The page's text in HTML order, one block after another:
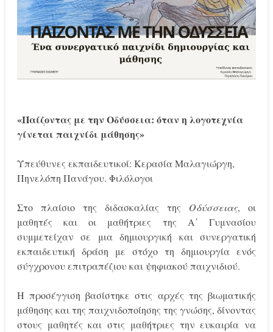
«Παίζοντας με την Οδύσσεια: όταν η λογοτεχνία
γίνεται παιχνίδι μάθησης»
Υπεύθυνες εκπαιδευτικοί: Κερασία Μαλαγιώργη,
Πηνελόπη Πανάγου. Φιλόλογοι
Στο πλαίσιο της διδασκαλίας της Οδύσσειας, οι
μαθητές και οι μαθήτριες της Α΄ Γυμνασίου
συμμετείχαν σε μια δημιουργική και συνεργατική
εκπαιδευτική δράση με στόχο τη δημιουργία ενός
σύγχρονου επιτραπέζιου και ψηφιακού παιχνιδιού.
Η προσέγγιση βασίστηκε στις αρχές της βιωματικής
μάθησης και της παιχνιδοποίησης της γνώσης, δίνοντας
στους μαθητές και στις μαθήτριες την ευκαιρία να